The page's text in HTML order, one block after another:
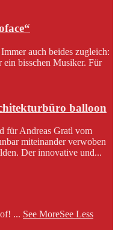
auch beides zugleich:
bisschen Musiker. Für
balloon
für Andreas Gratl vom
miteinander verwoben
Der innovative und...
... See MoreSee Less